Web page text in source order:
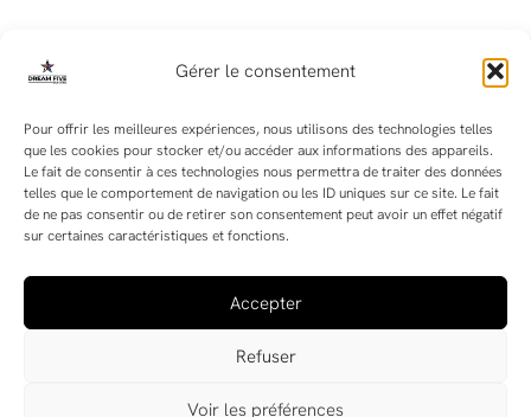
Gérer le consentement
Pour offrir les meilleures expériences, nous utilisons des technologies telles
que les cookies pour stocker et/ou accéder aux informations des appareils.
Le fait de consentir à ces technologies nous permettra de traiter des données
telles que le comportement de navigation ou les ID uniques sur ce site. Le fait
de ne pas consentir ou de retirer son consentement peut avoir un effet négatif
sur certaines caractéristiques et fonctions.
Accepter
Refuser
Voir les préférences
Useful links
Terms and Conditions of Sale
Follow us !